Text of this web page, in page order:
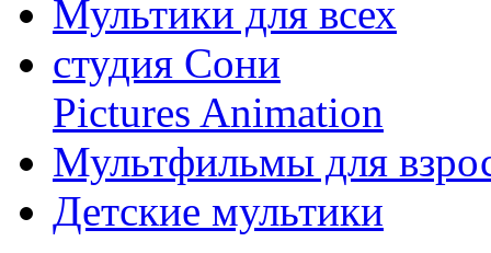
Мультики для всех
студия Сони
Pictures Animation
Мультфильмы для
Детские мультики